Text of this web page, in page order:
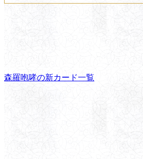
森羅咆哮の新カード一覧